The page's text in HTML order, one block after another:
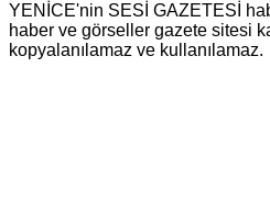
YENİCE'nin SESİ GAZETESİ
haber ve görseller gazete sitesi
kopyalanılamaz ve kullanılamaz.